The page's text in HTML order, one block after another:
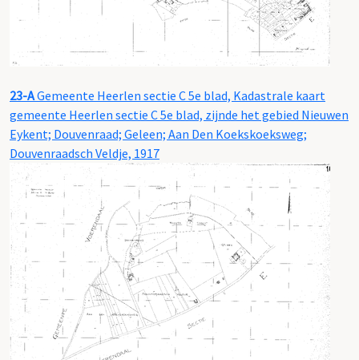
23-AGemeente Heerlen sectie C 5e blad, Kadastrale kaart
gemeente Heerlen sectie C 5e blad, zijnde het gebied Nieuwen
Eykent; Douvenraad; Geleen; Aan Den Koekskoeksweg;
Douvenraadsch Veldje, 1917